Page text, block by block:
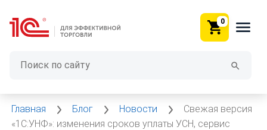
0
Главная Блог Новости
Свежая версия
«1С:УНФ»: изменения сроков уплаты УСН, сервис